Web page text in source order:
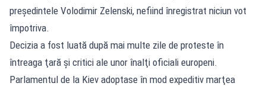
președintele Volodimir Zelenski, nefiind înregistrat niciun vot
împotriva.
Decizia a fost luată după mai multe zile de proteste în
întreaga ţară şi critici ale unor înalţi oficiali europeni.
Parlamentul de la Kiev adoptase în mod expeditiv marţea